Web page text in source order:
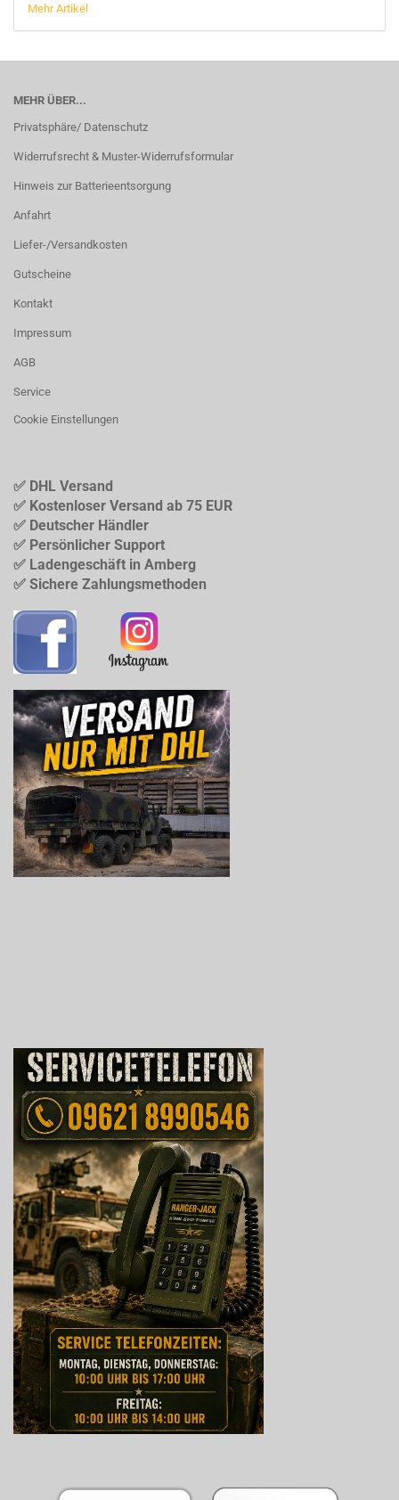
Mehr Artikel
MEHR ÜBER...
Privatsphäre/ Datenschutz
Widerrufsrecht & Muster-Widerrufsformular
Hinweis zur Batterieentsorgung
Anfahrt
Liefer-/Versandkosten
Gutscheine
Kontakt
Impressum
AGB
Service
Cookie Einstellungen
✅ DHL Versand
✅ Kostenloser Versand ab 75 EUR
✅ Deutscher Händler
✅ Persönlicher Support
✅ Ladengeschäft in Amberg
✅ Sichere Zahlungsmethoden